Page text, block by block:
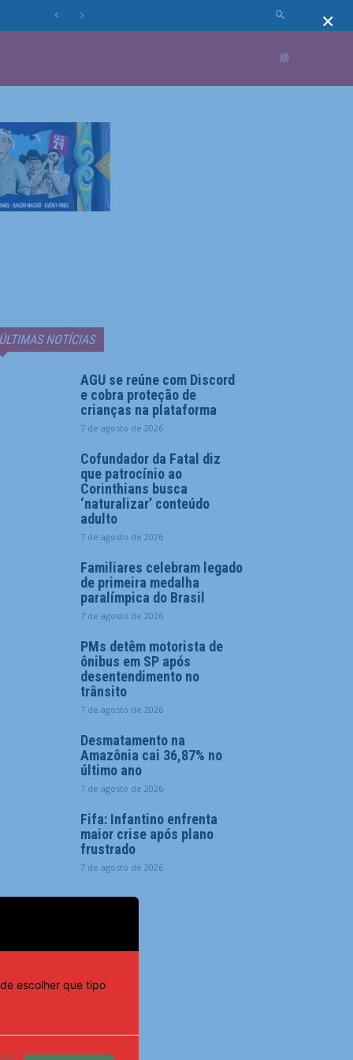
ÚLTIMAS NOTÍCIAS
AGU se reúne com Discord
e cobra proteção de
crianças na plataforma
7 de agosto de 2026
Cofundador da Fatal diz
que patrocínio ao
Corinthians busca
‘naturalizar’ conteúdo
adulto
7 de agosto de 2026
Familiares celebram legado
de primeira medalha
paralímpica do Brasil
7 de agosto de 2026
PMs detêm motorista de
ônibus em SP após
desentendimento no
trânsito
7 de agosto de 2026
Desmatamento na
Amazônia cai 36,87% no
último ano
7 de agosto de 2026
Fifa: Infantino enfrenta
maior crise após plano
frustrado
7 de agosto de 2026
×
escolher que tipo